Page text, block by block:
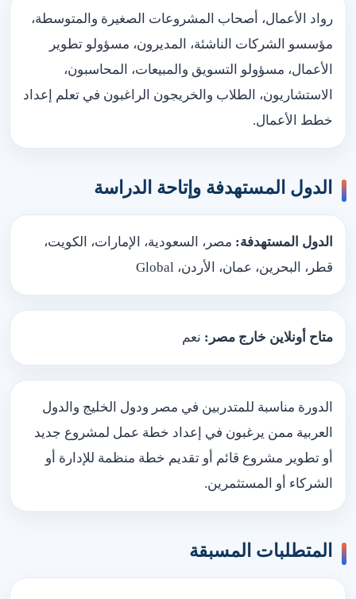
رواد الأعمال، أصحاب المشروعات الصغيرة والمتوسطة،
مؤسسو الشركات الناشئة، المديرون، مسؤولو تطوير
الأعمال، مسؤولو التسويق والمبيعات، المحاسبون،
الاستشاريون، الطلاب والخريجون الراغبون في تعلم إعداد
خطط الأعمال.
الدول المستهدفة وإتاحة الدراسة
الدول المستهدفة: مصر، السعودية، الإمارات، الكويت،
قطر، البحرين، عمان، الأردن، Global
متاح أونلاين خارج مصر: نعم
الدورة مناسبة للمتدربين في مصر ودول الخليج والدول
العربية ممن يرغبون في إعداد خطة عمل لمشروع جديد
أو تطوير مشروع قائم أو تقديم خطة منظمة للإدارة أو
الشركاء أو المستثمرين.
المتطلبات المسبقة